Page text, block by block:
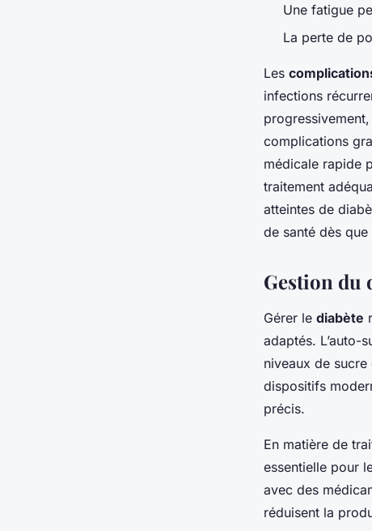
Une fatigue
La perte de
Les
infections
complications
médicale rapide
traitement
atteintes de
de santé dès que
Gestion du
Gérer le diabète
adaptés. L’auto-
niveaux de
dispositifs
précis.
En matière de
essentielle pour
avec des
réduisent la